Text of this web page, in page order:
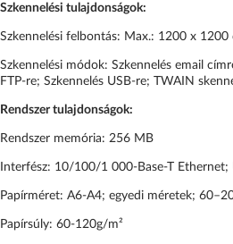
Szkennelési tulajdonságok:
Szkennelési felbontás: Max.: 1200 x 1200
Szkennelési módok: Szkennelés email
FTP-re; Szkennelés USB-re; TWAIN
Rendszer tulajdonságok:
Rendszer memória: 256 MB
Interfész: 10/100/1 000-Base-T
Papírméret: A6-A4; egyedi méretek;
Papírsúly: 60-120g/m²